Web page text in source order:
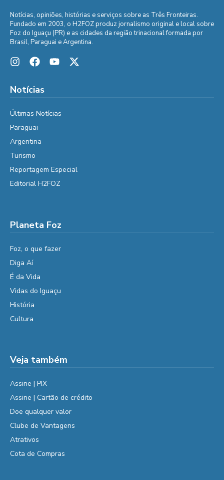
Notícias, opiniões, histórias e serviços sobre as Três Fronteiras.
Fundado em 2003, o H2FOZ produz jornalismo original e local sobre
Foz do Iguaçu (PR) e as cidades da região trinacional formada por
Brasil, Paraguai e Argentina.
Notícias
Últimas Notícias
Paraguai
Argentina
Turismo
Reportagem Especial
Editorial H2FOZ
Planeta Foz
Foz, o que fazer
Diga Aí
É da Vida
Vidas do Iguaçu
História
Cultura
Veja também
Assine | PIX
Assine | Cartão de crédito
Doe qualquer valor
Clube de Vantagens
Atrativos
Cota de Compras